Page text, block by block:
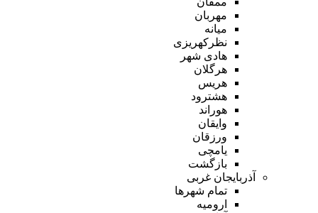
مهربان
میانه
نظرکهریزی
هادی شهر
هرگلان
هریس
هشترود
هوراند
وایقان
ورزقان
یامچی
بازگشت
آذربایجان غربی
تمام شهر‌ها
ارومیه